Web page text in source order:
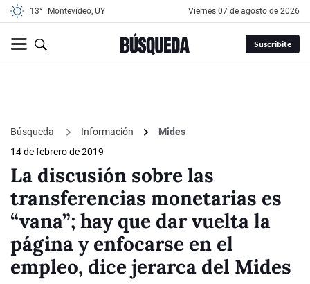
13° Montevideo, UY viernes 07 de agosto de 2026
Suscribite
Búsqueda Información
Mides
14 de febrero de 2019
La discusión sobre las
transferencias monetarias es
“vana”; hay que dar vuelta la
página y enfocarse en el
empleo, dice jerarca del Mides